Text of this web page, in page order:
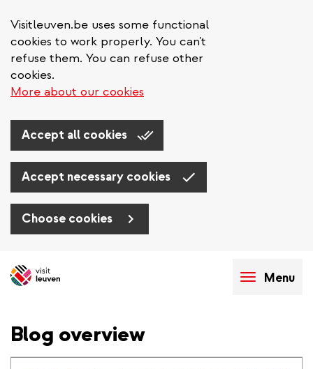
Visitleuven.be uses some functional
cookies to work properly. You can't
refuse them. You can refuse other
cookies.
More about our cookies
Accept all cookies
Accept necessary cookies
Choose cookies
au
Menu
Blog overview